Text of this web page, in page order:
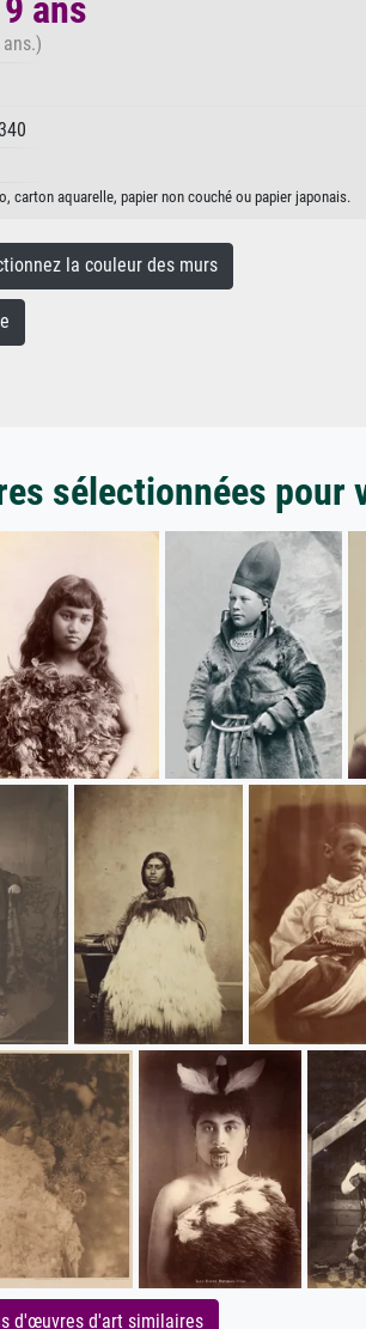
ans
carton aquarelle, papier non couché ou papier japonais.
la couleur des murs
sélectionnées pour
d'œuvres d'art similaires